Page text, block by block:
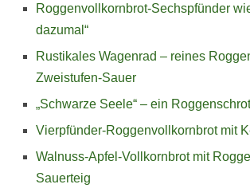
Roggenvollkornbrot-Sechspfünder
dazumal“
Rustikales Wagenrad – reines
Zweistufen-Sauer
„Schwarze Seele“ – ein
Vierpfünder-Roggenvollkornbrot mit
Walnuss-Apfel-Vollkornbrot mit
Sauerteig